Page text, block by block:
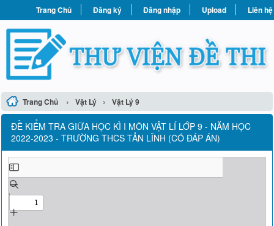
Trang Chủ Đăng ký Đăng nhập Upload Liên hệ
Trang Chủ › Vật Lý › Vật Lý 9
ĐỀ KIỂM TRA GIỮA HỌC KÌ I MÔN VẬT LÍ LỚP 9 - NĂM HỌC
2022-2023 - TRƯỜNG THCS TẢN LĨNH (CÓ ĐÁP ÁN)